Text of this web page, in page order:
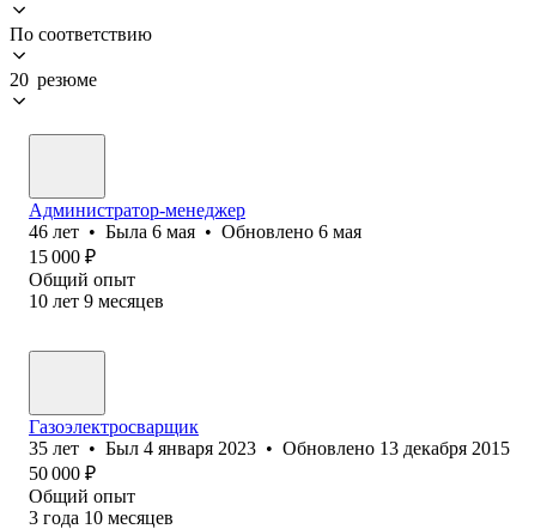
По соответствию
20 резюме
Администратор-менеджер
46 лет • Была 6 мая • Обновлено 6 мая
15 000 ₽
Общий опыт
10 лет 9 месяцев
Газоэлектросварщик
35 лет • Был 4 января 2023 • Обновлено 13 декабря 2015
50 000 ₽
Общий опыт
3 года 10 месяцев